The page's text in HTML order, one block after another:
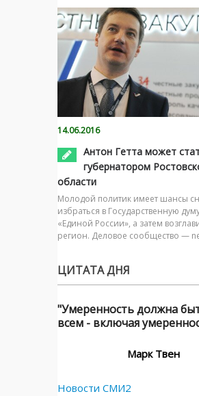
14.06.2016
Антон Гетта может
губернатором
области
Молодой политик имеет шансы
избраться в Государственную
«Единой России», а затем
регион. Деловое сообщество —
ЦИТАТА ДНЯ
"Умеренность должна
всем - включая
Марк Твен
Новости СМИ2